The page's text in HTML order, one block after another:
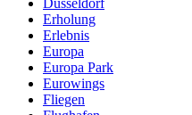
Erholung
Erlebnis
Europa
Europa Park
Eurowings
Fliegen